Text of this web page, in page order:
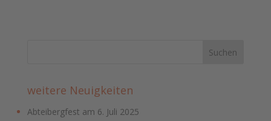
weitere Neuigkeiten
Abteibergfest am 6. Juli 2025